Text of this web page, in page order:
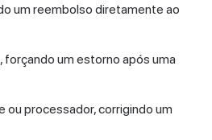
um reembolso diretamente ao
forçando um estorno após uma
ou processador, corrigindo um